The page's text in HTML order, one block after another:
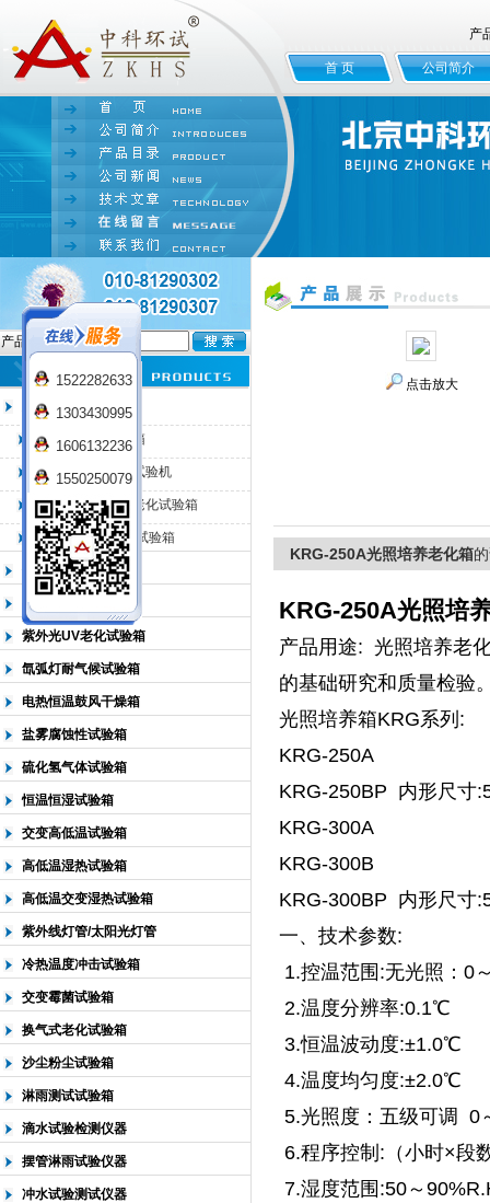
北京中科环试仪器有限公司
产
首 页 公司简介
产品名:
臭氧老化试验箱
QL-100臭氧老化箱
QL-225臭氧老化试验机
QL-500动态臭氧老化试验箱
QL-0*型臭氧老化试验箱
低温恒温试验箱
高低温检测试验箱
紫外光UV老化试验箱
氙弧灯耐气候试验箱
电热恒温鼓风干燥箱
盐雾腐蚀性试验箱
硫化氢气体试验箱
恒温恒湿试验箱
交变高低温试验箱
高低温湿热试验箱
高低温交变湿热试验箱
紫外线灯管/太阳光灯管
冷热温度冲击试验箱
交变霉菌试验箱
换气式老化试验箱
沙尘粉尘试验箱
淋雨测试试验箱
滴水试验检测仪器
摆管淋雨试验仪器
冲水试验测试仪器
点击放大
KRG-250A光照培养老化箱
KRG-250A光照培
产品用途: 光照培养老
的基础研究和质量检验
光照培养箱KRG系列:
KRG-250A
KRG-250BP 内形尺寸
KRG-300A
KRG-300B
KRG-300BP 内形尺寸
一、技术参数:
1.控温范围:无光照：
2.温度分辨率:0.1℃
3.恒温波动度:±1.0℃
4.温度均匀度:±2.0℃
5.光照度：五级可调
6.程序控制:（小时×段
7.湿度范围:50～
1522282633
1303430995
1606132236
1550250079